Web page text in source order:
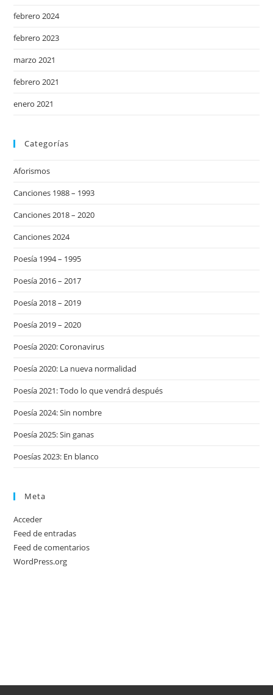
febrero 2024
febrero 2023
marzo 2021
febrero 2021
enero 2021
Categorías
Aforismos
Canciones 1988 – 1993
Canciones 2018 – 2020
Canciones 2024
Poesía 1994 – 1995
Poesía 2016 – 2017
Poesía 2018 – 2019
Poesía 2019 – 2020
Poesía 2020: Coronavirus
Poesía 2020: La nueva normalidad
Poesía 2021: Todo lo que vendrá después
Poesía 2024: Sin nombre
Poesía 2025: Sin ganas
Poesías 2023: En blanco
Meta
Acceder
Feed de entradas
Feed de comentarios
WordPress.org